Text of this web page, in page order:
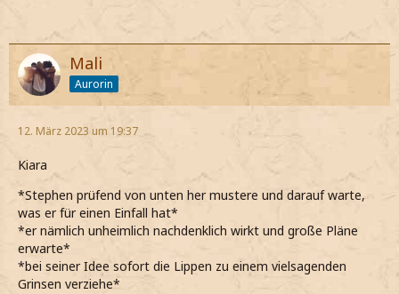
Mali
Aurorin
12. März 2023 um 19:37
Kiara
*Stephen prüfend von unten her mustere und darauf warte,
was er für einen Einfall hat*
*er nämlich unheimlich nachdenklich wirkt und große Pläne
erwarte*
*bei seiner Idee sofort die Lippen zu einem vielsagenden
Grinsen verziehe*